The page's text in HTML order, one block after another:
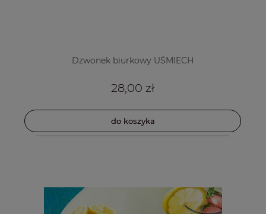
Dzwonek biurkowy UŚMIECH
28,00 zł
do koszyka